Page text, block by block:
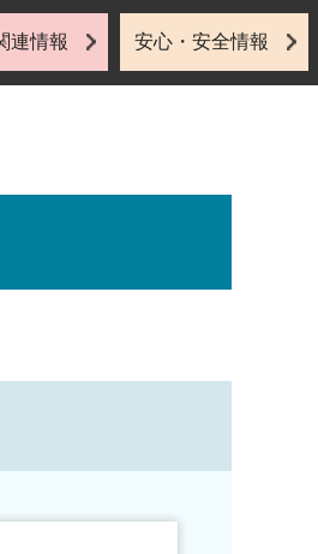
連情報 安心・安全情報